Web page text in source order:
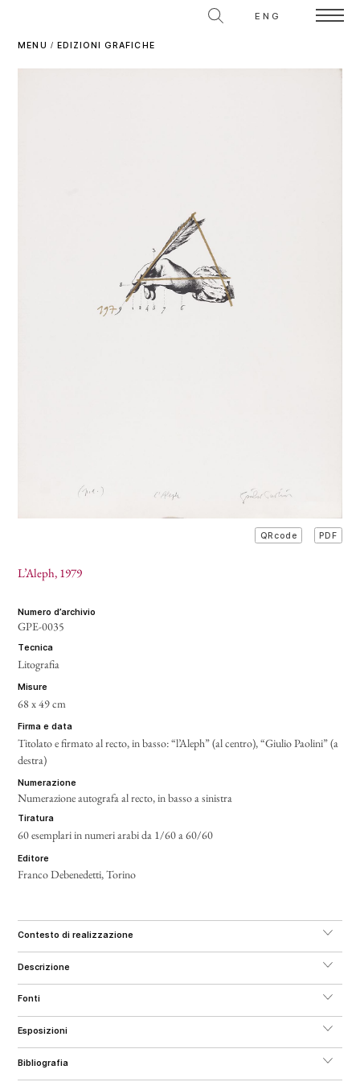
ENG
MENU / EDIZIONI GRAFICHE
QRcode PDF
L’Aleph, 1979
numero d’archivio
GPE-0035
tecnica
Litografia
misure
68 x 49 cm
firma e data
Titolato e firmato al recto, in basso: “l’Aleph” (al centro), “Giulio Paolini” (a
destra)
numerazione
Numerazione autografa al recto, in basso a sinistra
tiratura
60 esemplari in numeri arabi da 1/60 a 60/60
editore
Franco Debenedetti, Torino
contesto di realizzazione
descrizione
fonti
esposizioni
bibliografia